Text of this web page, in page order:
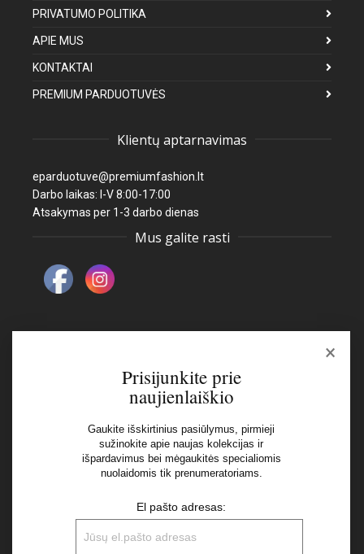
PRIVATUMO POLITIKA
APIE MUS
KONTAKTAI
PREMIUM PARDUOTUVĖS
Klientų aptarnavimas
eparduotuve@premiumfashion.lt
Darbo laikas: I-V 8:00-17:00
Atsakymas per 1-3 darbo dienas
Mus galite rasti
Naujienlaiškis
Aš perskaičiau ir sutinku su Privatumo Politikos
×
Prisijunkite prie
naujienlaiškio
Gaukite išskirtinius pasiūlymus, pirmieji
sužinokite apie naujas kolekcijas ir
išpardavimus bei mėgaukitės specialiomis
nuolaidomis tik prenumeratoriams.
El pašto adresas: